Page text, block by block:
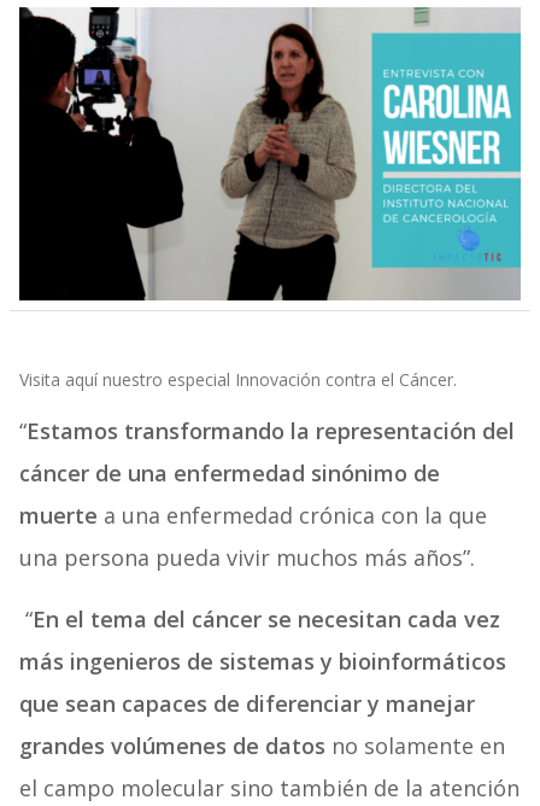
Visita aquí nuestro especial Innovación contra el Cáncer.
“Estamos transformando la representación del
cáncer de una enfermedad sinónimo de
muerte a una enfermedad crónica con la que
una persona pueda vivir muchos más años”.
“En el tema del cáncer se necesitan cada vez
más ingenieros de sistemas y bioinformáticos
que sean capaces de diferenciar y manejar
grandes volúmenes de datos no solamente en
el campo molecular sino también de la atención